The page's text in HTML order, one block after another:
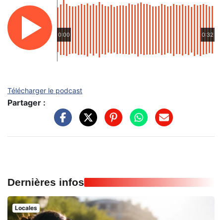
0:00 0:32
Télécharger le podcast
Partager :
Dernières infos
Locales